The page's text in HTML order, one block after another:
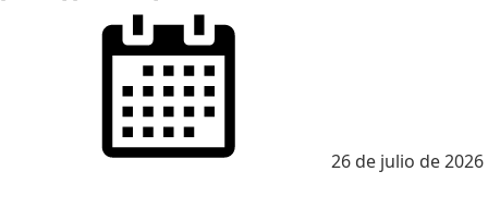
26 de julio de 2026